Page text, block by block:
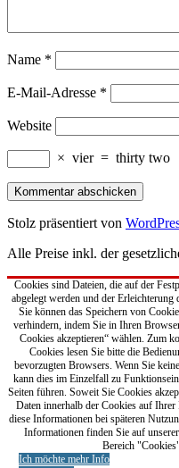
Name *
E-Mail-Adresse *
Website
× vier = thirty two
Stolz präsentiert von
Alle Preise inkl. der
Cookies sind Dateien, die auf der
abgelegt werden und der Erleichterung
Sie können das Speichern von
verhindern, indem Sie in Ihren
Cookies akzeptieren“ wählen. Zum
Cookies lesen Sie bitte die
bevorzugten Browsers. Wenn Sie
kann dies im Einzelfall zu
Seiten führen. Soweit Sie Cookies
Daten innerhalb der Cookies auf Ihrer
diese Informationen bei späteren
Informationen finden Sie auf
Bereich
Ich möchte mehr Info